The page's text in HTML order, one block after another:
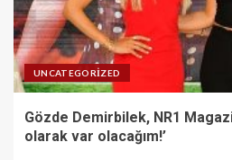
UNCATEGORIZED
Gözde Demirbilek, NR1
olarak var olacağım!’